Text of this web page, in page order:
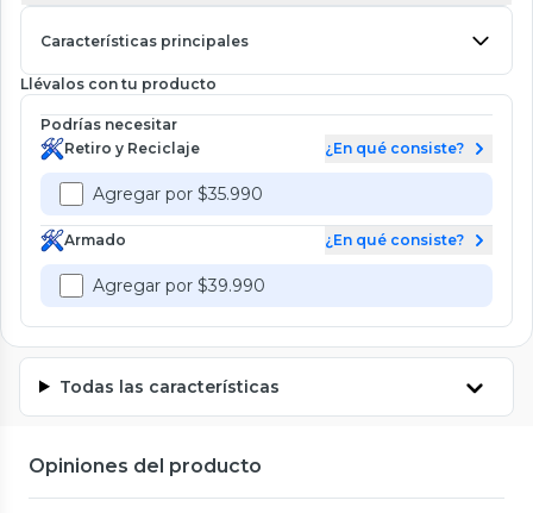
Características principales
Llévalos con tu producto
Podrías necesitar
Retiro y Reciclaje
¿En qué consiste?
Agregar por $35.990
Armado ¿En qué consiste?
Agregar por $39.990
Todas las características
Opiniones del producto